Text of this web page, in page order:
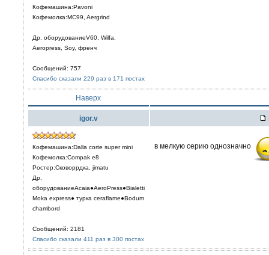
Кофемашина:Pavoni
Кофемолка:MC99, Aergrind
Др. оборудованиеV60, Wilfa,
Aeropress, Soy, френч
Сообщений: 757
Спасибо сказали 229 раз в 171 постах
Наверх
igor.v
Кофемашина:Dalla corte super mini
Кофемолка:Compak e8
Ростер:Сковоррдка, jimatu
Др.
оборудованиеAcaia●AeroPress●Bialetti
Moka express● турка сeraflame●Bodum
chambord
Сообщений: 2181
Спасибо сказали 411 раз в 300 постах
в мелкую серию однозначно